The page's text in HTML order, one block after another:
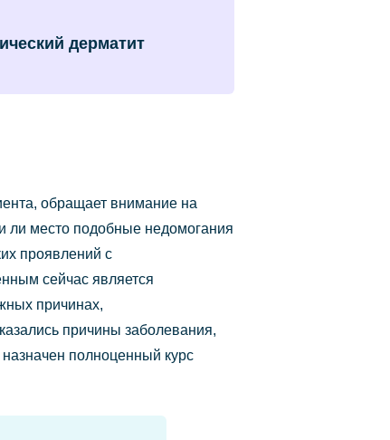
дерматит
обращает внимание на
ли место подобные недомогания
проявлений с
сейчас является
причинах,
причины заболевания,
полноценный курс